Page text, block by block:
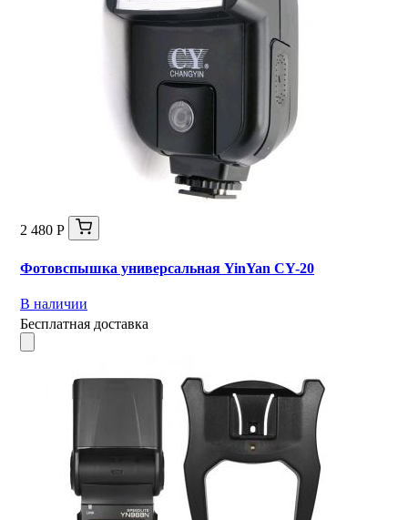
2 480 Р
Фотовспышка универсальная YinYan CY-20
В наличии
Бесплатная доставка